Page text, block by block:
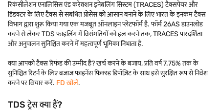
रिकंसीलेशन एनालिसिस एंड करेक्शन इनेबलिंग सिस्टम (TRACES) टैक्सपेयर और
डिडक्टर के लिए टैक्स से संबंधित प्रोसेस को आसान बनाने के लिए भारत के इनकम टैक्स
विभाग द्वारा शुरू किया गया एक मजबूत ऑनलाइन प्लेटफॉर्म है. फॉर्म 26AS डाउनलोड
करने से लेकर TDS फाइलिंग में विसंगतियों को हल करने तक, TRACES पारदर्शिता
और अनुपालन सुनिश्चित करने में महत्वपूर्ण भूमिका निभाता है.
क्या आपको टैक्स रिफंड की उम्मीद है? खर्च करने के बजाय, प्रति वर्ष 7.75% तक के
सुनिश्चित रिटर्न के लिए बजाज फाइनेंस फिक्स्ड डिपॉज़िट के साथ इसे सुरक्षित रूप से निवेश
करने पर विचार करें. FD खोलें.
TDS ट्रेस क्या हैं?